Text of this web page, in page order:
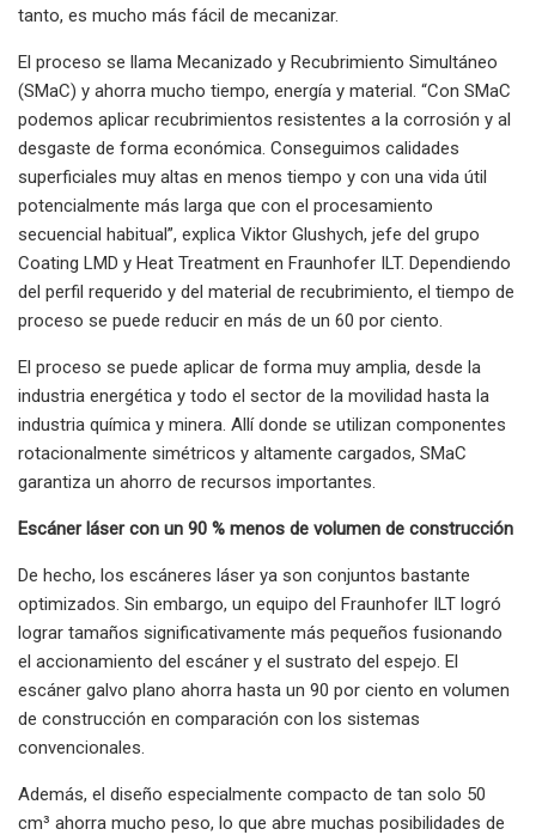
tanto, es mucho más fácil de mecanizar.
El proceso se llama Mecanizado y Recubrimiento Simultáneo
(SMaC) y ahorra mucho tiempo, energía y material. “Con SMaC
podemos aplicar recubrimientos resistentes a la corrosión y al
desgaste de forma económica. Conseguimos calidades
superficiales muy altas en menos tiempo y con una vida útil
potencialmente más larga que con el procesamiento
secuencial habitual”, explica Viktor Glushych, jefe del grupo
Coating LMD y Heat Treatment en Fraunhofer ILT. Dependiendo
del perfil requerido y del material de recubrimiento, el tiempo de
proceso se puede reducir en más de un 60 por ciento.
El proceso se puede aplicar de forma muy amplia, desde la
industria energética y todo el sector de la movilidad hasta la
industria química y minera. Allí donde se utilizan componentes
rotacionalmente simétricos y altamente cargados, SMaC
garantiza un ahorro de recursos importantes.
Escáner láser con un 90 % menos de volumen de construcción
De hecho, los escáneres láser ya son conjuntos bastante
optimizados. Sin embargo, un equipo del Fraunhofer ILT logró
lograr tamaños significativamente más pequeños fusionando
el accionamiento del escáner y el sustrato del espejo. El
escáner galvo plano ahorra hasta un 90 por ciento en volumen
de construcción en comparación con los sistemas
convencionales.
Además, el diseño especialmente compacto de tan solo 50
cm³ ahorra mucho peso, lo que abre muchas posibilidades de